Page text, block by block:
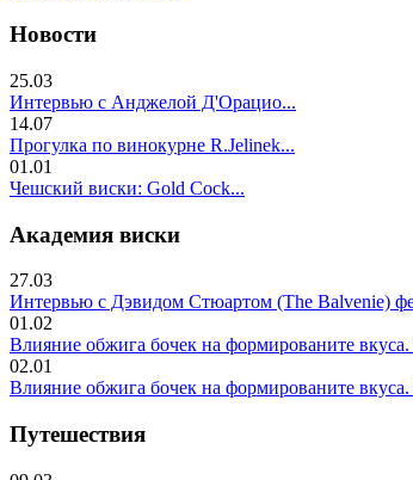
Новости
25.03
Интервью с Анджелой Д'Орацио...
14.07
Прогулка по винокурне R.Jelinek...
01.01
Чешский виски: Gold Cock...
Академия виски
27.03
Интервью с Дэвидом Стюартом (The Balvenie)
01.02
Влияние обжига бочек на формированите вкуса.
02.01
Влияние обжига бочек на формированите вкуса.
Путешествия